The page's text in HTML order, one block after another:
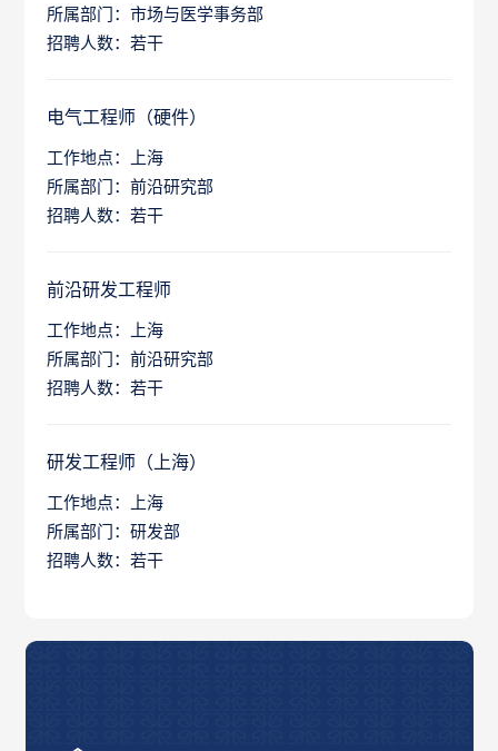
所属部门：市场与医学事务部
招聘人数：若干
电气工程师（硬件）
工作地点：上海
所属部门：前沿研究部
招聘人数：若干
前沿研发工程师
工作地点：上海
所属部门：前沿研究部
招聘人数：若干
研发工程师（上海）
工作地点：上海
所属部门：研发部
招聘人数：若干